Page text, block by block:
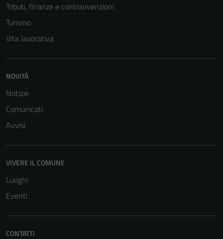
Tributi, finanze e contravvenzioni
Turismo
Vita lavorativa
NOVITÀ
Notizie
Comunicati
Avvisi
VIVERE IL COMUNE
Luoghi
Eventi
CONTATTI
disabilitati.